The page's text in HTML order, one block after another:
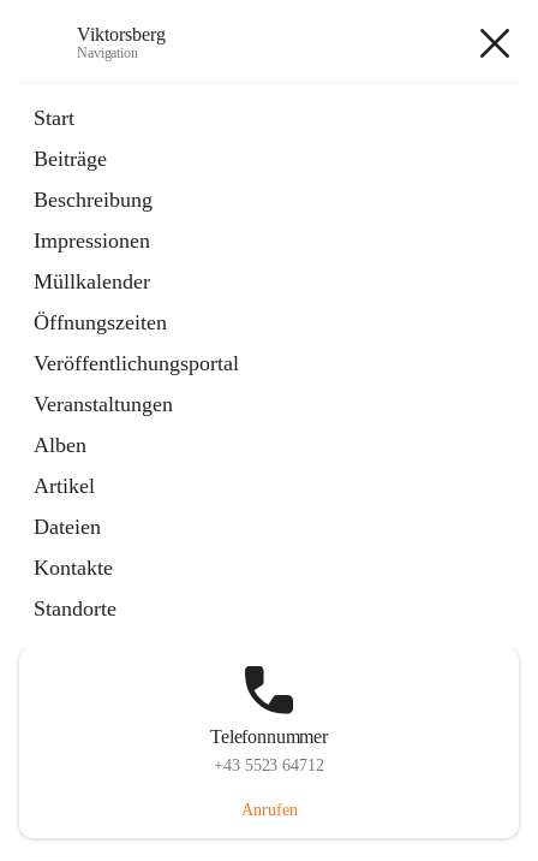
Viktorsberg
Navigation
Start
Beiträge
Beschreibung
Impressionen
Müllkalender
Öffnungszeiten
Veröffentlichungsportal
Veranstaltungen
Alben
Artikel
Dateien
Kontakte
Standorte
1 Schnellzugriff
Bürgerservice
10 Schnellzugriffe
Telefonnummer
+43 5523 64712
Anrufen